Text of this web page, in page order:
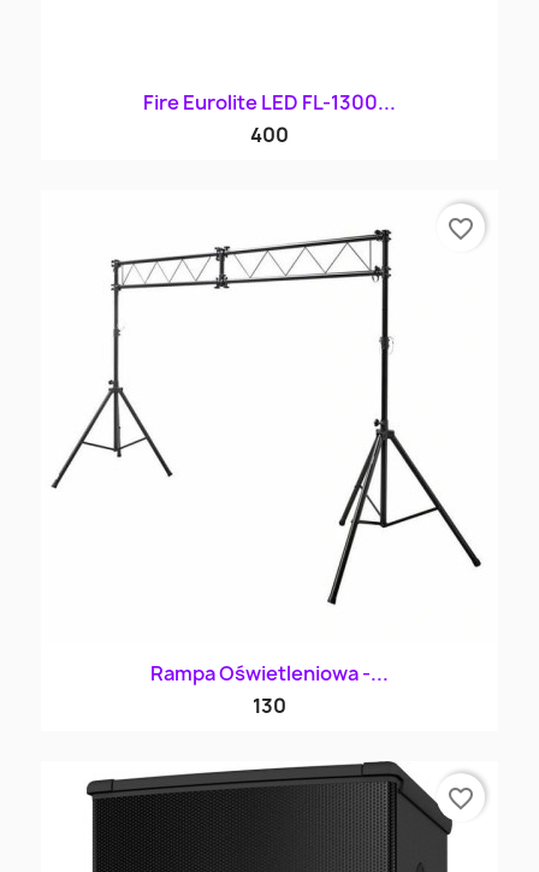
Fire Eurolite LED FL-1300...
400
Rampa Oświetleniowa -...
130
favorite_border
favorite_border